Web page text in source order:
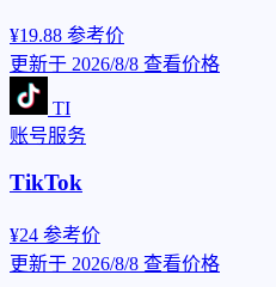
¥19.88 参考价
更新于 2026/8/8 查看价格
TI
账号服务
TikTok
¥24 参考价
更新于 2026/8/8 查看价格